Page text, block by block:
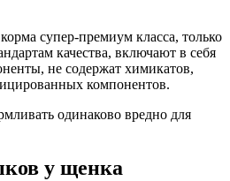
супер-премиум класса, только
качества, включают в себя
не содержат химикатов,
компонентов.
одинаково вредно для
у щенка